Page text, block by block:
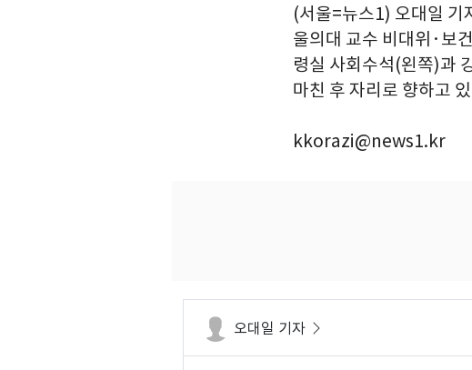
(서울=뉴스1) 오대일 기
울의대 교수 비대위·보
령실 사회수석(왼쪽)과
마친 후 자리로 향하고
kkorazi@news1.kr
오대일 기자